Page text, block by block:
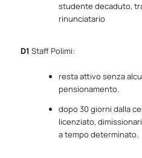
studente decaduto,
rinunciatario
D1 Staff Polimi:
resta attivo senza
pensionamento.
dopo 30 giorni dalla
licenziato,
a tempo determinato.